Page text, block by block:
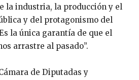
la industria, la producción y el
y del protagonismo del
la única garantía de que el
arrastre al pasado”.
de Diputadas y